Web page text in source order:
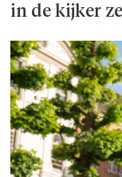
in de kijker